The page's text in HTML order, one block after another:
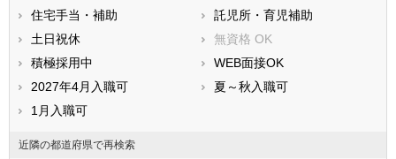
住宅手当・補助
託児所・育児補助
土日祝休
無資格 OK
積極採用中
WEB面接OK
2027年4月入職可
夏～秋入職可
1月入職可
近隣の都道府県で再検索